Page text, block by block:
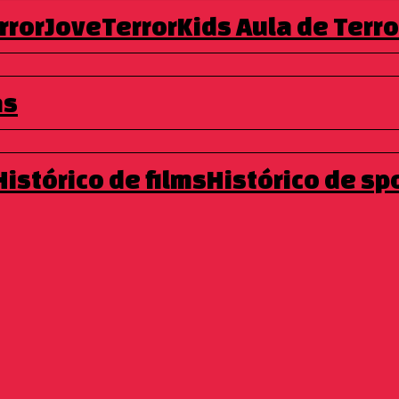
TerrorKidsAula de
de filmsHistórico de
con su colega contra el chef en la cocina más prestigiosa
floja que explora el coste de la devoción extrema.